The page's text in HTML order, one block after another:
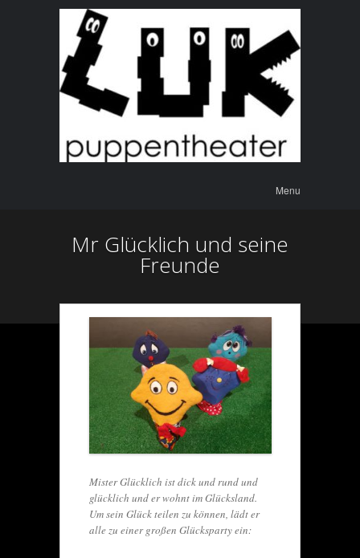
content
Menu
Mr Glücklich und seine
Freunde
Mister Glücklich ist dick und rund und
glücklich und er wohnt im Glücksland.
Um sein Glück teilen zu können, lädt er
alle zu einer großen Glücksparty ein: